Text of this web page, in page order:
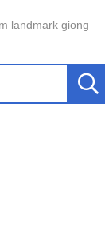
landmark giọng